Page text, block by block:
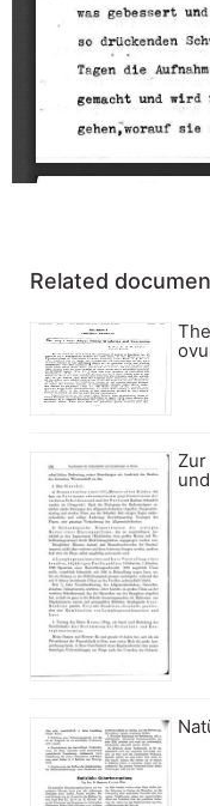
Related